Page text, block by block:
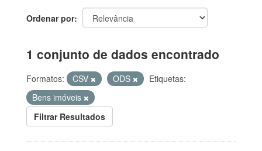
Ordenar por
1 conjunto de dados encontrado
Formatos: CSV ODS
Etiquetas:
Bens imóveis
Filtrar Resultados